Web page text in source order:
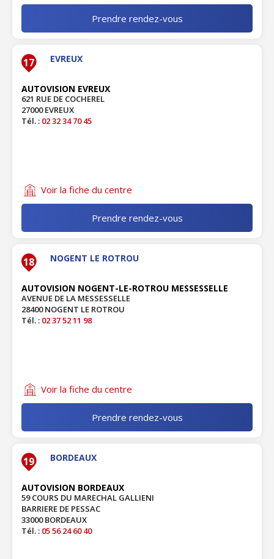
Prendre rendez-vous
17 EVREUX
AUTOVISION EVREUX
621 RUE DE COCHEREL
27000 EVREUX
Tél. : 02 32 34 70 45
Voir la fiche du centre
Prendre rendez-vous
18 NOGENT LE ROTROU
AUTOVISION NOGENT-LE-ROTROU MESSESSELLE
AVENUE DE LA MESSESSELLE
28400 NOGENT LE ROTROU
Tél. : 02 37 52 11 98
Voir la fiche du centre
Prendre rendez-vous
19 BORDEAUX
AUTOVISION BORDEAUX
59 COURS DU MARECHAL GALLIENI
BARRIERE DE PESSAC
33000 BORDEAUX
Tél. : 05 56 24 60 40